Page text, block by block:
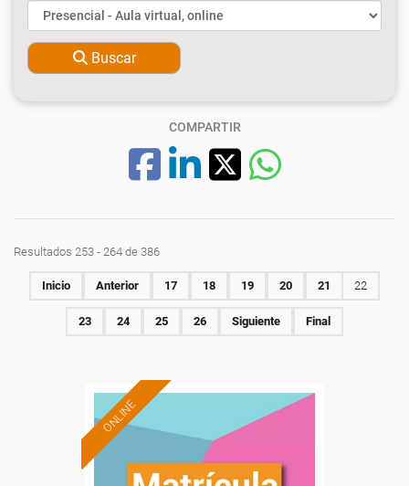
Buscar
COMPARTIR
Resultados 253 - 264 de 386
Inicio Anterior 17 18 19 20 21 22
23 24 25 26 Siguiente Final
ONLINE